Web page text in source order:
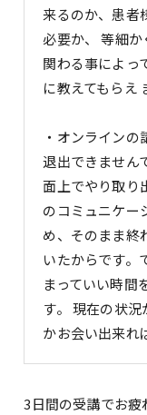
来るのか、患者
必要か、 等細
関わる事によっ
に教えてもらえ
・オンライン
退出できません
面上でやり取り
のコミュニケー
め、そのまま終
いたからです。
まっていい時間
す。 現在の状
かお会い出来れ
3日間の受講でお疲